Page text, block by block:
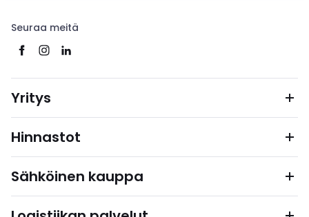
Seuraa meitä
Yritys
Hinnastot
Sähköinen kauppa